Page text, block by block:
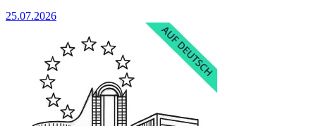
25.07.2026